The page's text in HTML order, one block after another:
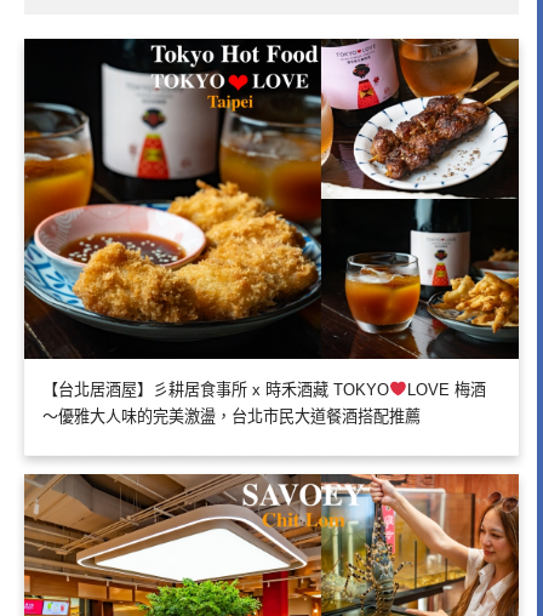
【台北居酒屋】彡耕居食事所 x 時禾酒藏 TOKYO
LOVE 梅酒
～優雅大人味的完美激盪，台北市民大道餐酒搭配推薦